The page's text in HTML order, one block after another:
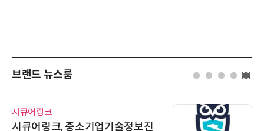
브랜드 뉴스룸
시큐어링크
시큐어링크, 중소기업기술정보진